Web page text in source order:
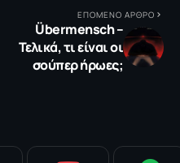
ΕΠΟΜΕΝΟ ΑΡΘΡΟ
Übermensch –
Τελικά, τι είναι οι
σούπερ ήρωες;